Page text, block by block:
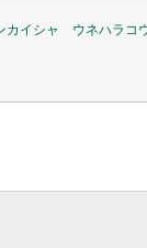
カイシャ ウネハラコ